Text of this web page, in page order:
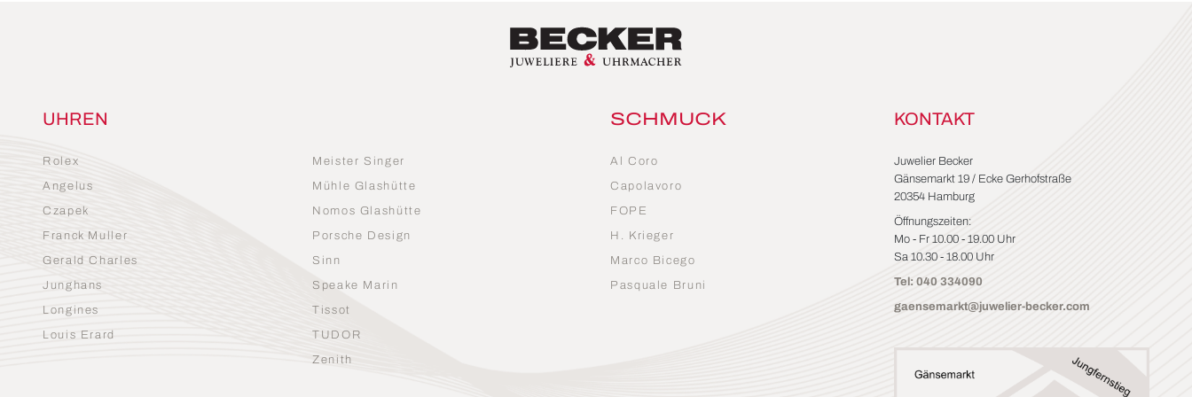
UHREN
Rolex
Angelus
Czapek
Franck Muller
Gerald Charles
Junghans
Longines
Louis Erard
Meister Singer
Mühle Glashütte
Nomos Glashütte
Porsche Design
Sinn
Speake Marin
Tissot
TUDOR
Zenith
SCHMUCK
Al Coro
Capolavoro
FOPE
H. Krieger
Marco Bicego
Pasquale Bruni
KONTAKT
Juwelier Becker
Gänsemarkt 19 / Ecke Gerhofstraße
20354 Hamburg
Öffnungszeiten:
Mo - Fr 10.00 - 19.00 Uhr
Sa 10.30 - 18.00 Uhr
Tel: 040 334090
gaensemarkt@juwelier-becker.com